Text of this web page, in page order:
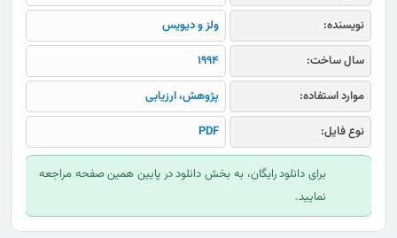
نویسنده:
ولز و دیویس
سال ساخت:
1994
موارد استفاده:
پژوهش، ارزیابی
نوع فایل:
PDF
برای دانلود رایگان، به بخش دانلود در پایین همین صفحه مراجعه
نمایید.